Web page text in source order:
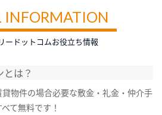
INFORMATION
ードットコムお役立ち情報
は？
物件の場合必要な敷金・礼金・仲介手
て無料です！